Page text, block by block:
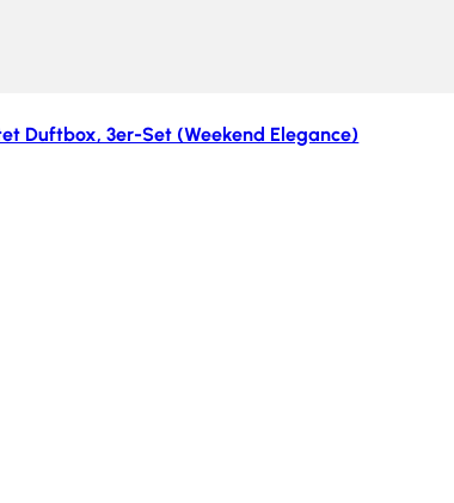
Duftbox, 3er-Set (Weekend Elegance)